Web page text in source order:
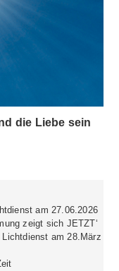
die Liebe sein
am 27.06.2026
zeigt sich JETZT‘
am 28.März